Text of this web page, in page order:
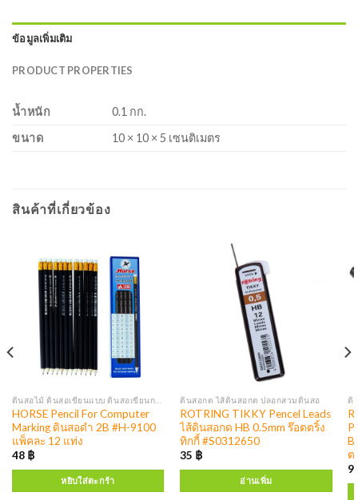
ข้อมูลเพิ่มเติม
PRODUCT PROPERTIES
น้ำหนัก
0.1 กก.
ขนาด
10 × 10 × 5 เซนติเมตร
สินค้าที่เกี่ยวข้อง
HORSE Pencil For Computer
Marking ดินสอดำ 2B #H-9100
แพ็คละ 12 แท่ง
48 ฿
หยิบใส่ตะกร้า
ดินสอกด ไส้ดินสอกด ปลอกสวมดินสอ
ROTRING TIKKY Pencel Leads
ไส้ดินสอกด HB 0.5mm ร๊อตตริ้ง
ทิกกี้ #S0312650
35 ฿
อ่านเพิ่ม
ต